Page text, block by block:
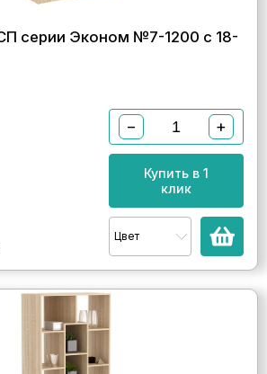
серии Эконом №7-1200 с 18-
− +
Купить в 1
клик
Цвет